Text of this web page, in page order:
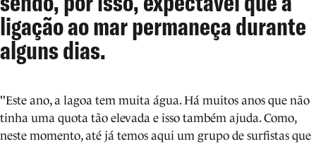
ligação ao mar permaneça durante
alguns dias.
"Este ano, a lagoa tem muita água. Há muitos anos que não
tinha uma quota tão elevada e isso também ajuda. Como,
neste momento, até já temos aqui um grupo de surfistas que